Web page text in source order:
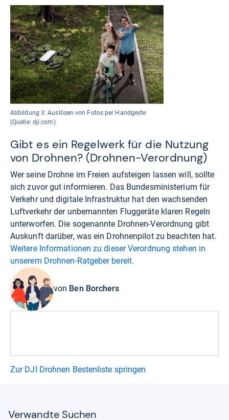
Abbildung 3: Auslösen von Fotos per Handgeste
(Quelle: dji.com)
Gibt es ein Regelwerk für die Nutzung
von Drohnen? (Drohnen-Verordnung)
Wer seine Drohne im Freien aufsteigen lassen will, sollte
sich zuvor gut informieren. Das Bundesministerium für
Verkehr und digitale Infrastruktur hat den wachsenden
Luftverkehr der unbemannten Fluggeräte klaren Regeln
unterworfen. Die sogenannte Drohnen-Verordnung gibt
Auskunft darüber, was ein Drohnenpilot zu beachten hat.
Weitere Informationen zu dieser Verordnung stehen in
unserem Drohnen-Ratgeber bereit.
von Ben Borchers
Zur DJI Drohnen Bestenliste springen
Ver­wandte Suchen